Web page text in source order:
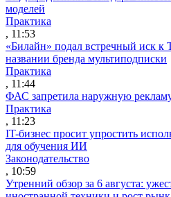
моделей
Практика
, 11:53
«Билайн» подал встречный иск к
названии бренда мультиподписки
Практика
, 11:44
ФАС запретила наружную
Практика
, 11:23
IT-бизнес просит упростить
для обучения ИИ
Законодательство
, 10:59
Утренний обзор за 6 августа: